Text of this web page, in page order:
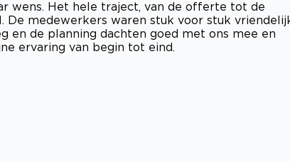
wens. Het hele traject, van de offerte tot de
De medewerkers waren stuk voor stuk
en de planning dachten goed met ons mee en
ervaring van begin tot eind.